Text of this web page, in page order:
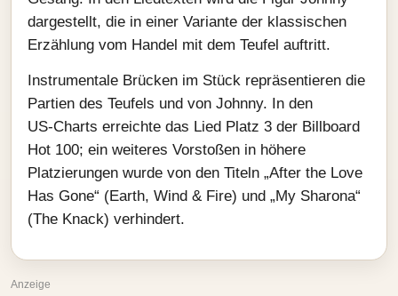
dargestellt, die in einer Variante der klassischen
Erzählung vom Handel mit dem Teufel auftritt.
Instrumentale Brücken im Stück repräsentieren die
Partien des Teufels und von Johnny. In den
US‑Charts erreichte das Lied Platz 3 der Billboard
Hot 100; ein weiteres Vorstoßen in höhere
Platzierungen wurde von den Titeln „After the Love
Has Gone“ (Earth, Wind & Fire) und „My Sharona“
(The Knack) verhindert.
Anzeige